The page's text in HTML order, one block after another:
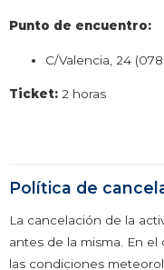
Punto de encuentro:
C/Valencia, 24
Ticket: 2 horas
Política de
La cancelación de la
antes de la misma. En
las condiciones